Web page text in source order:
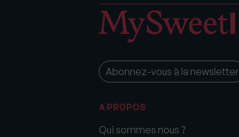
Abonnez-vous à la newsletter
A PROPOS
Qui sommes nous ?